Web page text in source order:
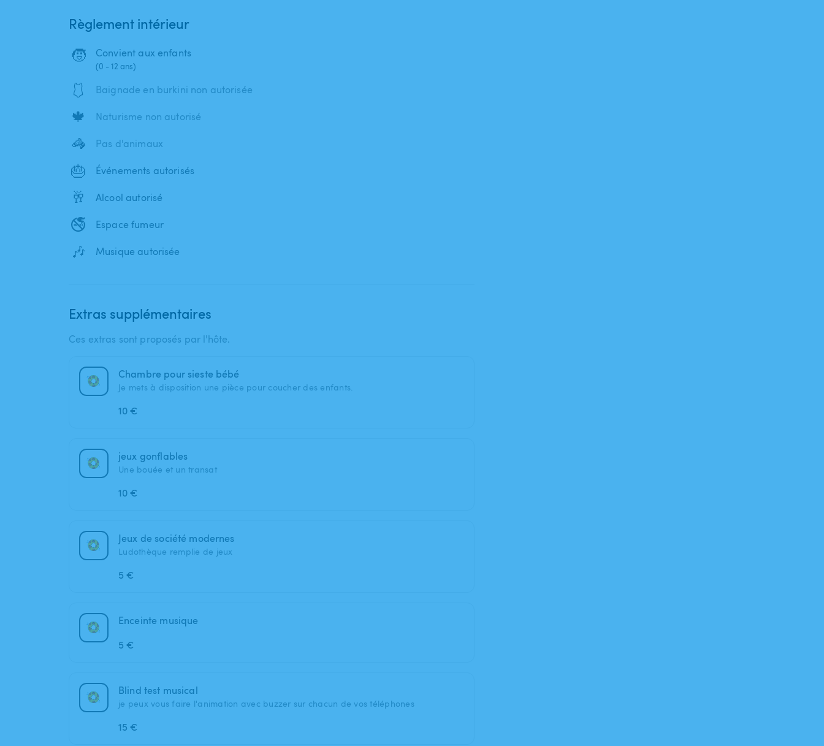
Règlement intérieur
🧒 Convient aux enfants
(0 - 12 ans)
🩱 Baignade en burkini non autorisée
🍁 Naturisme non autorisé
🦓 Pas d'animaux
🎂 Événements autorisés
🥂 Alcool autorisé
🚭 Espace fumeur
🎶 Musique autorisée
Extras supplémentaires
Ces extras sont proposés par l'hôte.
Chambre pour sieste bébé
Je mets à disposition une pièce pour coucher des enfants.
10 €
jeux gonflables
Une bouée et un transat
10 €
Jeux de société modernes
Ludothèque remplie de jeux
5 €
Enceinte musique
5 €
Blind test musical
je peux vous faire l'animation avec buzzer sur chacun de vos téléphones
15 €